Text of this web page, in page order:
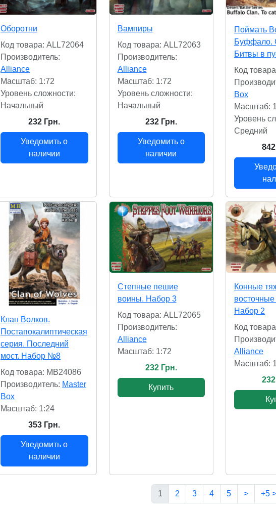
Оборотни
Код товара: ALL72064
Производитель:
Alliance
Масштаб: 1:72
Уровень сложности:
Начальный
232 Грн.
Уведомить о
наличии
Вампиры
Код товара: ALL72063
Производитель:
Alliance
Масштаб: 1:72
Уровень сложности:
Начальный
232 Грн.
Уведомить о
наличии
Поймать
Буффало.
Битвы в
Код
Box
Масштаб:
Уровень
Cредний
Клан Волков.
Постапокалиптическая
серия. Последний
мост. Набор №8
Код товара: MB24086
Производитель: Master
Box
Масштаб: 1:24
353 Грн.
Уведомить о
наличии
Степные пешие
воины. Набор 3
Код товара: ALL72065
Производитель:
Alliance
Масштаб: 1:72
232 Грн.
Купить
Конные
Набор 2
Код
Alliance
Масштаб:
1 2 3 4 5 > +5